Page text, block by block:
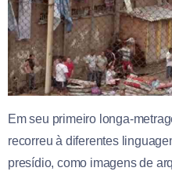
Em seu primeiro longa-
recorreu à diferentes
presídio, como imagens de